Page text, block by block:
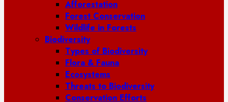
Afforestation
Forest Conservation
Wildlife in Forests
Biodiversity
Types of Biodiversity
Flora & Fauna
Ecosystems
Threats to Biodiversity
Conservation Efforts